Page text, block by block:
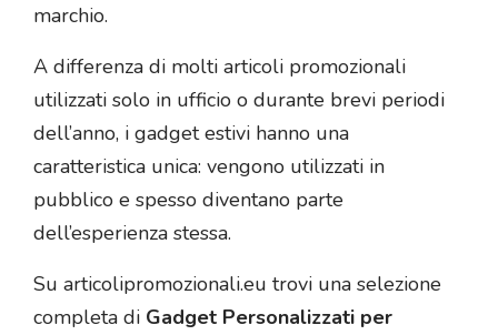
marchio.
A differenza di molti articoli promozionali
utilizzati solo in ufficio o durante brevi periodi
dell’anno, i gadget estivi hanno una
caratteristica unica: vengono utilizzati in
pubblico e spesso diventano parte
dell’esperienza stessa.
Su articolipromozionali.eu trovi una selezione
completa di Gadget Personalizzati per